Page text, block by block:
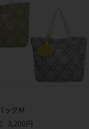
ッグＭ
3,200円